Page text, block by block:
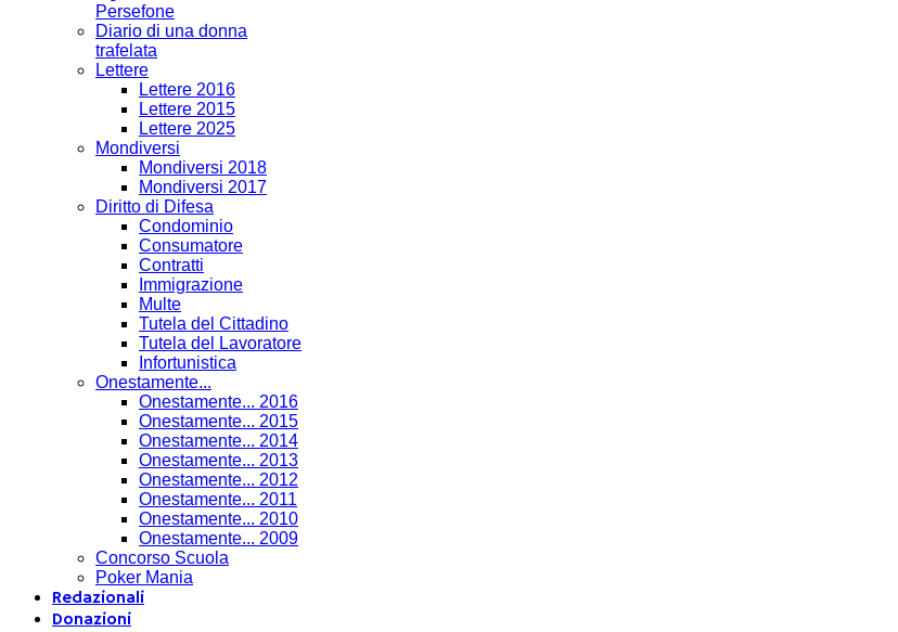
Persefone
Diario di una donna
trafelata
Lettere
Lettere 2016
Lettere 2015
Lettere 2025
Mondiversi
Mondiversi 2018
Mondiversi 2017
Diritto di Difesa
Condominio
Consumatore
Contratti
Immigrazione
Multe
Tutela del Cittadino
Tutela del Lavoratore
Infortunistica
Onestamente...
Onestamente... 2016
Onestamente... 2015
Onestamente... 2014
Onestamente... 2013
Onestamente... 2012
Onestamente... 2011
Onestamente... 2010
Onestamente... 2009
Concorso Scuola
Poker Mania
Redazionali
Donazioni